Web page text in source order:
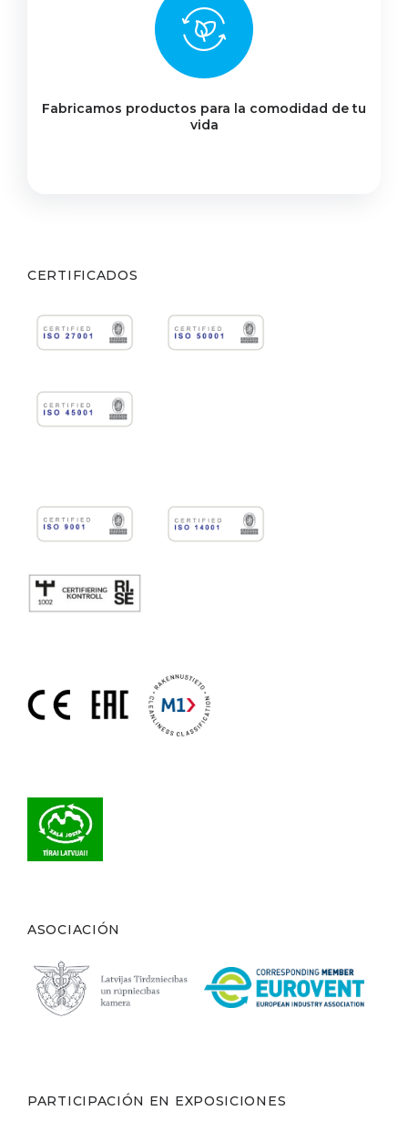
Fabricamos productos para la comodidad de tu
vida
CERTIFICADOS
ASOCIACIÓN
PARTICIPACIÓN EN EXPOSICIONES